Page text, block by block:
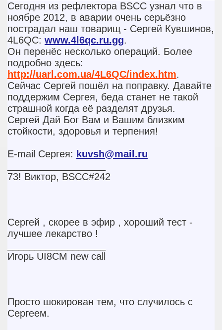
Сегодня из рефлектора BSCC узнал что в
ноябре 2012, в аварии очень серьёзно
пострадал наш товарищ - Сергей Кувшинов,
4L6QC: www.4l6qc.ru.gg.
Он перенёс несколько операций. Более
подробно здесь:
http://uarl.com.ua/4L6QC/index.htm.
Сейчас Сергей пошёл на поправку. Давайте
поддержим Сергея, беда станет не такой
страшной когда её разделят друзья.
Сергей Дай Бог Вам и Вашим близким
стойкости, здоровья и терпения!
E-mail Сергея: kuvsh@mail.ru
73! Виктор, BSCC#242
Сергей , скорее в эфир , хороший тест -
лучшее лекарство !
Игорь UI8CM new call
Просто шокирован тем, что случилось с
Сергеем.